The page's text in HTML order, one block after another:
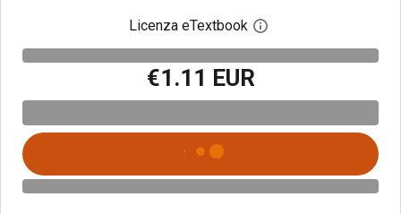
Licenza eTextbook Apri la finestra di
€1.11 EUR